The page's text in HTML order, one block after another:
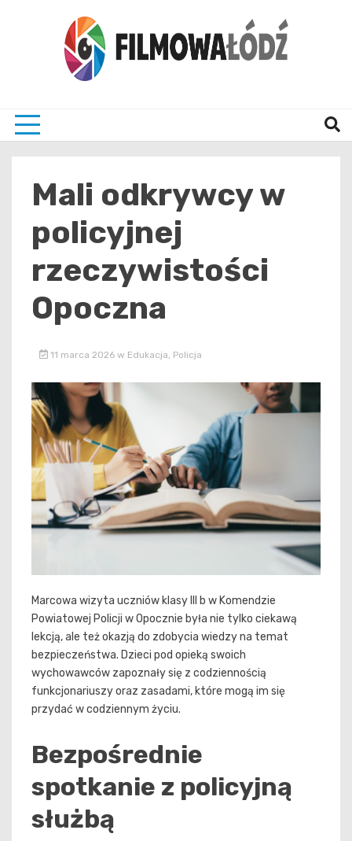
Mali odkrywcy w
policyjnej
rzeczywistości
Opoczna
11 marca 2026 w Edukacja Policja
Marcowa wizyta uczniów klasy III b w Komendzie
Powiatowej Policji w Opocznie była nie tylko ciekawą
lekcją, ale też okazją do zdobycia wiedzy na temat
bezpieczeństwa. Dzieci pod opieką swoich
wychowawców zapoznały się z codziennością
funkcjonariuszy oraz zasadami, które mogą im się
przydać w codziennym życiu.
Bezpośrednie
spotkanie z policyjną
służbą